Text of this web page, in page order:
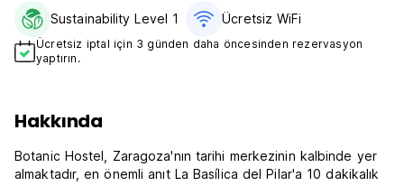
Sustainability Level 1 Ücretsiz WiFi
Ücretsiz iptal için 3 günden daha öncesinden rezervasyon
yaptırın.
Hakkında
Botanic Hostel, Zaragoza'nın tarihi merkezinin kalbinde yer
almaktadır, en önemli anıt La Basílica del Pilar'a 10 dakikalık